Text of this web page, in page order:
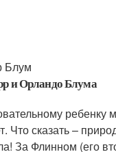
Блум
и Орландо Блума
ребенку
Что сказать –
За Флинном (его